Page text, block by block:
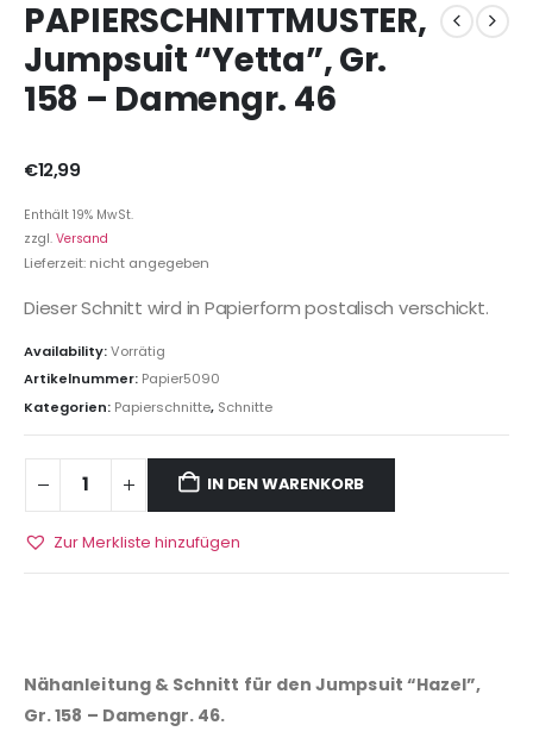
PAPIERSCHNITTMUSTER,
Jumpsuit “Yetta”, Gr.
158 – Damengr. 46
€12,99
Enthält 19% MwSt.
zzgl. Versand
Lieferzeit: nicht angegeben
Dieser Schnitt wird in Papierform postalisch verschickt.
Availability:Vorrätig
Artikelnummer: Papier5090
Kategorien: Papierschnitte, Schnitte
IN DEN WARENKORB
Zur Merkliste hinzufügen
Nähanleitung & Schnitt für den Jumpsuit “Hazel”,
Gr. 158 – Damengr. 46.